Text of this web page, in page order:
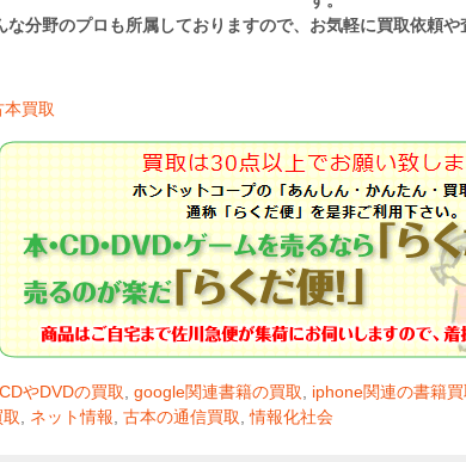
な分野のプロも所属しておりますので、お気軽に買取依頼や
CDやDVDの買取 google関連書籍の買取 iphone関連の書籍買
ネット情報 古本の通信買取 ,情報化社会